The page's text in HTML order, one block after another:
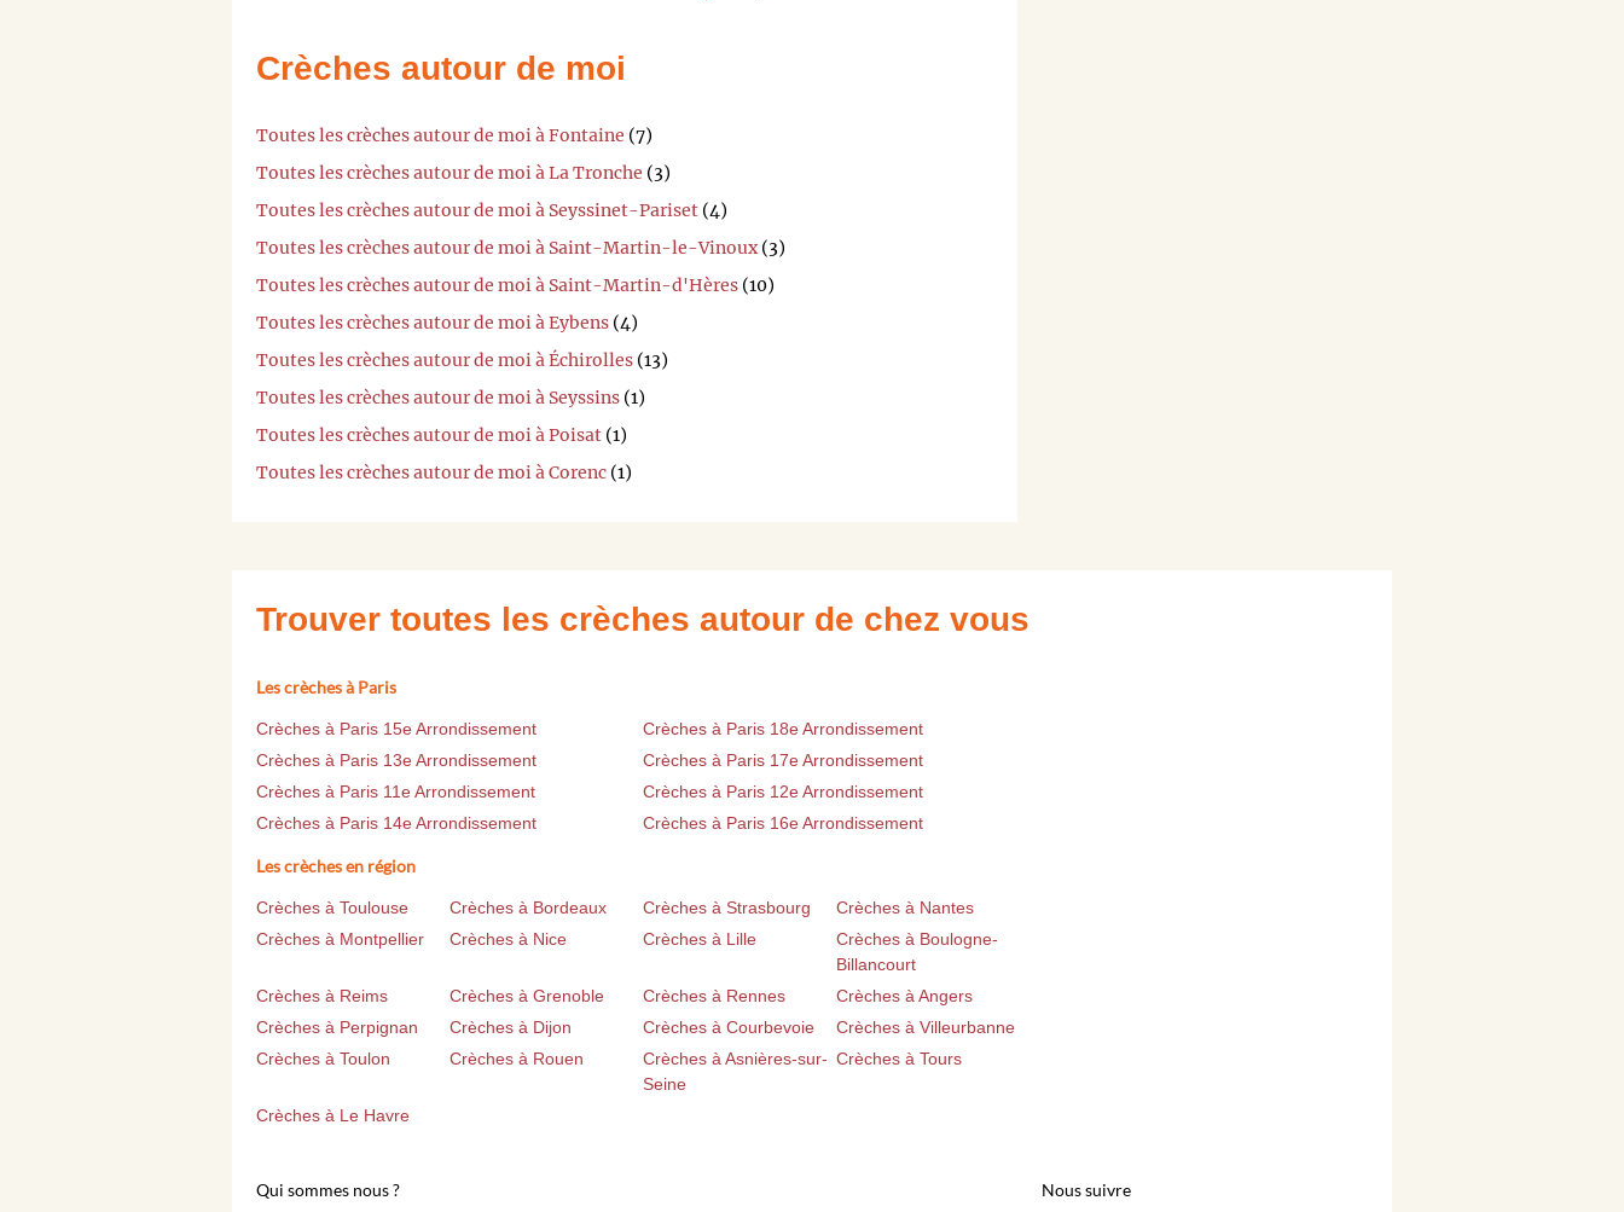
Crèches autour de moi
Toutes les crèches autour de moi à Fontaine (7)
Toutes les crèches autour de moi à La Tronche (3)
Toutes les crèches autour de moi à Seyssinet-Pariset (4)
Toutes les crèches autour de moi à Saint-Martin-le-Vinoux(3)
Toutes les crèches autour de moi à Saint-Martin-d'Hères (10)
Toutes les crèches autour de moi à Eybens (4)
Toutes les crèches autour de moi à Échirolles (13)
Toutes les crèches autour de moi à Seyssins (1)
Toutes les crèches autour de moi à Poisat (1)
Toutes les crèches autour de moi à Corenc (1)
Trouver toutes les crèches autour de chez vous
Les crèches à Paris
Crèches à Paris 15e Arrondissement
Crèches à Paris 18e Arrondissement
Crèches à Paris 13e Arrondissement
Crèches à Paris 17e Arrondissement
Crèches à Paris 11e Arrondissement
Crèches à Paris 12e Arrondissement
Crèches à Paris 14e Arrondissement
Crèches à Paris 16e Arrondissement
Les crèches en région
Crèches à Toulouse Crèches à Bordeaux Crèches à Strasbourg
Crèches à Nantes
Crèches à Montpellier
Crèches à Nice Crèches à Lille
Crèches à Boulogne-
Billancourt
Crèches à Reims
Crèches à Grenoble Crèches à Rennes
Crèches à Angers
Crèches à Perpignan
Crèches à Dijon Crèches à Courbevoie
Crèches à Villeurbanne
Crèches à Toulon
Crèches à Rouen
Crèches à Asnières-sur-
Seine
Crèches à Tours
Crèches à Le Havre
Qui sommes nous ? Nous suivre